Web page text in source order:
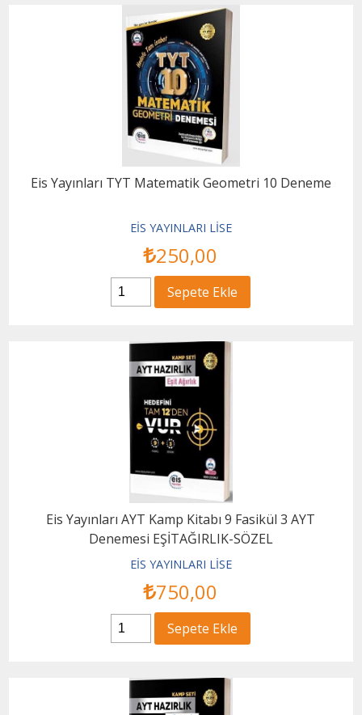
Eis Yayınları TYT Matematik Geometri 10 Deneme
EİS YAYINLARI LİSE
250,00
Sepete Ekle
Eis Yayınları AYT Kamp Kitabı 9 Fasikül 3 AYT
Denemesi EŞİTAĞIRLIK-SÖZEL
EİS YAYINLARI LİSE
750,00
Sepete Ekle